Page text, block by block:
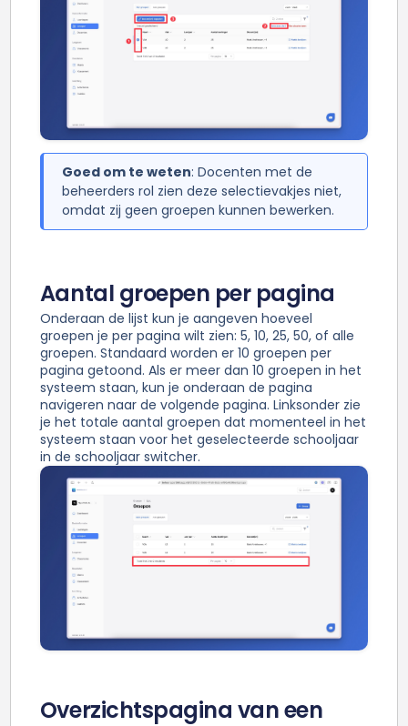
Goed om te weten: Docenten met de
beheerders rol zien deze selectievakjes niet,
omdat zij geen groepen kunnen bewerken.
Aantal groepen per pagina
Onderaan de lijst kun je aangeven hoeveel
groepen je per pagina wilt zien: 5, 10, 25, 50, of alle
groepen. Standaard worden er 10 groepen per
pagina getoond. Als er meer dan 10 groepen in het
systeem staan, kun je onderaan de pagina
navigeren naar de volgende pagina. Linksonder zie
je het totale aantal groepen dat momenteel in het
systeem staan voor het geselecteerde schooljaar
in de schooljaar switcher.
Overzichtspagina van een